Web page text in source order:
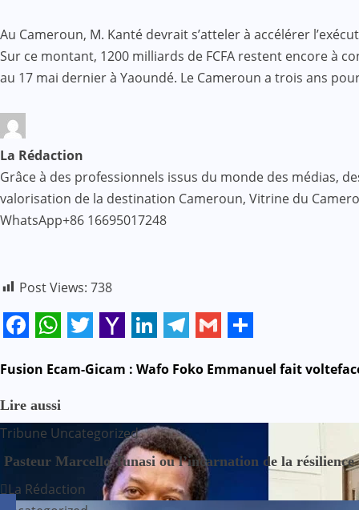
Au Cameroun, M. Kanté devrait s’atteler à accélérer
Sur ce montant, 1200 milliards de FCFA restent encore à
au 17 mai dernier à Yaoundé. Le Cameroun a trois ans
La Rédaction
Grâce à des professionnels issus du monde des médias,
valorisation de la destination Cameroun, Vitrine du
WhatsApp+86 16695017248
Post Views: 738
Mail
N
a
v
i
Fusion Ecam-Gicam : Wafo Foko Emmanuel fait
Lire aussi
Tribune Uncategorized
Pasteur Marcello Tunasi ou l’incarnation de la résilience
La Rédaction